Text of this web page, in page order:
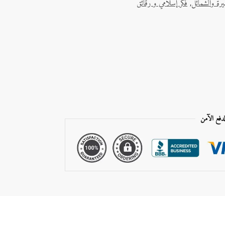
والشمائل,فكر إسلامي و رقائق
الآمن